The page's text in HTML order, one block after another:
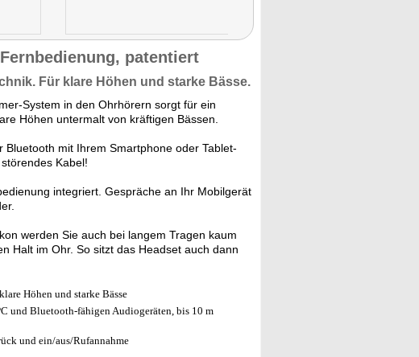
patentiert
Für klare Höhen und starke Bässe.
System in den Ohrhörern sorgt für ein
Höhen untermalt von kräftigen Bässen.
mit Ihrem Smartphone oder Tablet-
Kabel!
integriert. Gespräche an Ihr Mobilgerät
werden Sie auch bei langem Tragen kaum
Halt im Ohr. So sitzt das Headset auch dann
Höhen und starke Bässe
und Bluetooth-fähigen Audiogeräten, bis 10 m
und ein/aus/Rufannahme